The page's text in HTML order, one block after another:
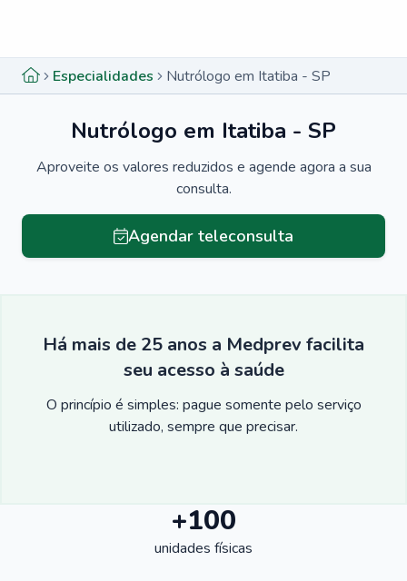
Especialidades Nutrólogo em Itatiba - SP
Nutrólogo em Itatiba - SP
Aproveite os valores reduzidos e agende agora a sua
consulta.
Agendar teleconsulta
Há mais de 25 anos a Medprev facilita
seu acesso à saúde
O princípio é simples: pague somente pelo serviço
utilizado, sempre que precisar.
+100
unidades físicas